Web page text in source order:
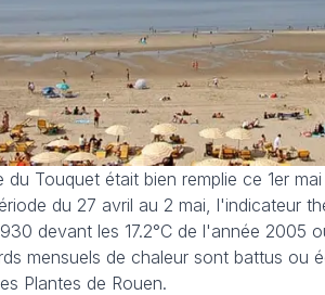
du Touquet était bien remplie ce 1er
du 27 avril au 2 mai, l'indicateur
devant les 17.2°C de l'année 2005
mensuels de chaleur sont battus ou
Plantes de Rouen.